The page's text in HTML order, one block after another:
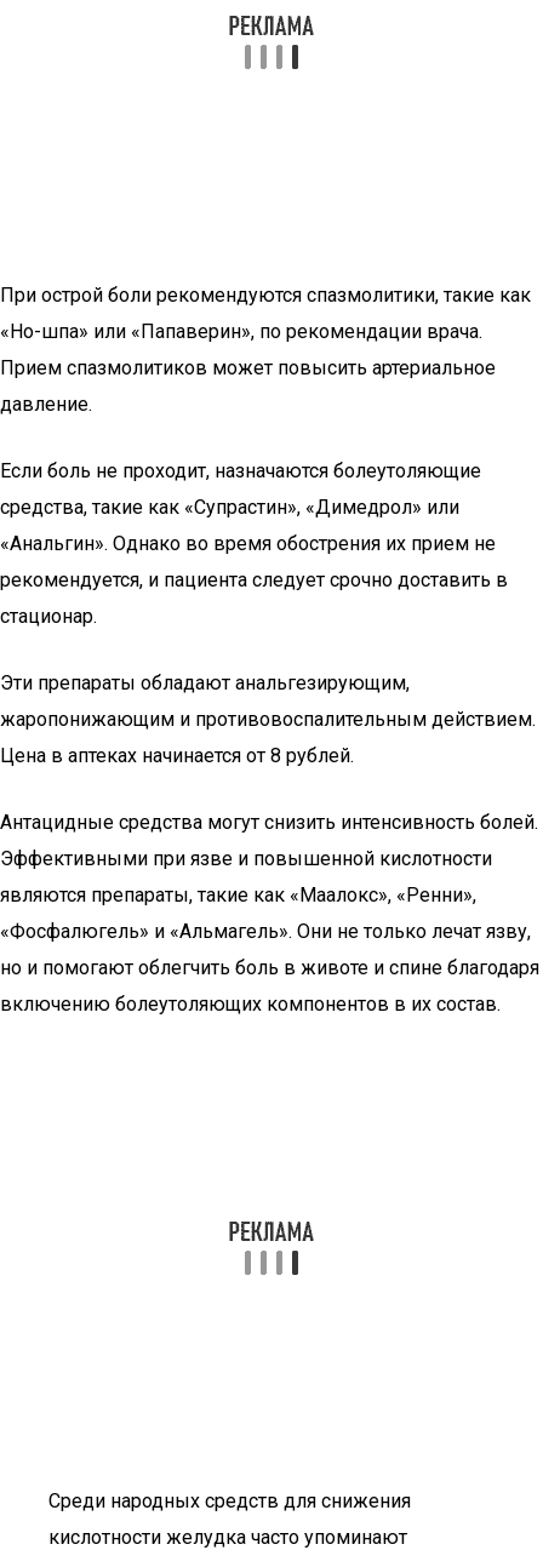
При острой боли рекомендуются спазмолитики, такие как
«Но-шпа» или «Папаверин», по рекомендации врача.
Прием спазмолитиков может повысить артериальное
давление.
Если боль не проходит, назначаются болеутоляющие
средства, такие как «Супрастин», «Димедрол» или
«Анальгин». Однако во время обострения их прием не
рекомендуется, и пациента следует срочно доставить в
стационар.
Эти препараты обладают анальгезирующим,
жаропонижающим и противовоспалительным действием.
Цена в аптеках начинается от 8 рублей.
Антацидные средства могут снизить интенсивность болей.
Эффективными при язве и повышенной кислотности
являются препараты, такие как «Маалокс», «Ренни»,
«Фосфалюгель» и «Альмагель». Они не только лечат язву,
но и помогают облегчить боль в животе и спине благодаря
включению болеутоляющих компонентов в их состав.
Среди народных средств для снижения
кислотности желудка часто упоминают